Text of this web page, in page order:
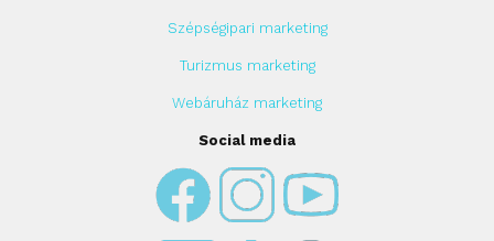
Szépségipari marketing
Turizmus marketing
Webáruház marketing
Social media